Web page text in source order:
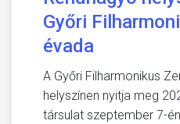
Győri
évada
A Győri Filharmonikus
helyszínen nyitja meg
társulat szeptember 7-